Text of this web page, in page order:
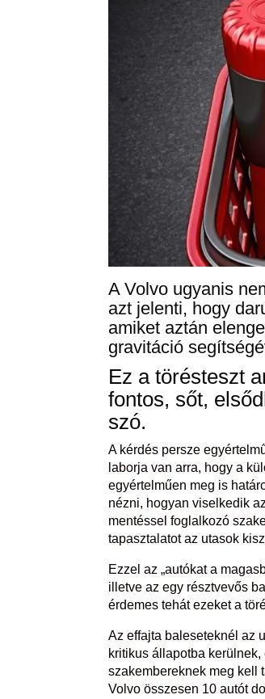
A Volvo ugyanis
azt jelenti, hogy
amiket aztán
gravitáció
Ez a törésteszt
fontos, sőt,
szó.
A kérdés persze
laborja van arra, hogy a
egyértelműen meg is
nézni, hogyan viselkedik
mentéssel foglalkozó
tapasztalatot az utasok
Ezzel az „autókat a
illetve az egy résztvevős
érdemes tehát ezeket a
Az effajta baleseteknél az
kritikus állapotba
szakembereknek meg kell
Volvo összesen 10 autót